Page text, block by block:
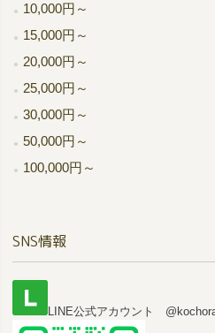
10,000円～
15,000円～
20,000円～
25,000円～
30,000円～
50,000円～
100,000円～
SNS情報
LINE公式アカウント